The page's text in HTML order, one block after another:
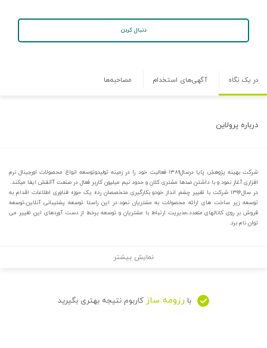
دنبال کردن
در یک نگاه آگهی‌های استخدام مصاحبه‌ها
درباره پرولاین
شرکت بهینه پژوهش پایا درسال۱۳۸۹ فعالیت خود را در زمینه تولیدوتوسعه انواع محصولات اورجینال نرم
افزاری آغاز نمود و با داشتن صدها مشتری کلان و حدود نیم میلیون کاربر فعال در صنعت ITنقش ایفا میکند.
در سال۱۳۹۶ شرکت با تغییر چشم انداز خودو بکارگیری متخصصان رده یک حوزه فناوری اطلاعات اقدام به
توسعه زیر ساخت های ارائه محصولات به مشتریان نمود.در این راستا توسعه پشتیبانی آنلاین،توسعه
فروش بر روی کانالهای متعدد،مدیریت ارتباط با مشتریان و توسعه برخط از دست آوردهای این تغییر می
توان نام برد.
نمایش بیشتر
با رزومه ساز کاربوم نتیجه بهتری بگیرید